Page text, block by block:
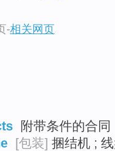
-相关网页
附带条件的合
[包装] 捆结机 ;